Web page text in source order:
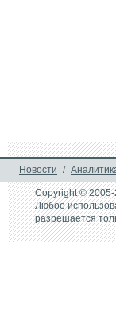
Новости /
Copyright ©
Любое
разрешается